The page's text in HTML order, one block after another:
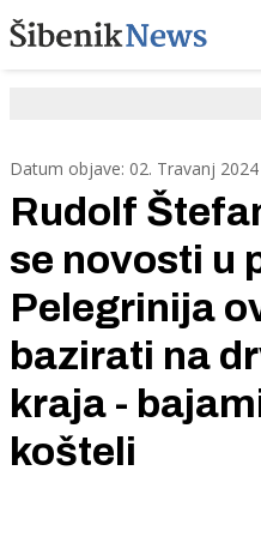
Datum objave: 02. Travanj 2024
Rudolf
se novosti u
Pelegrinija
bazirati na
kraja -
košteli